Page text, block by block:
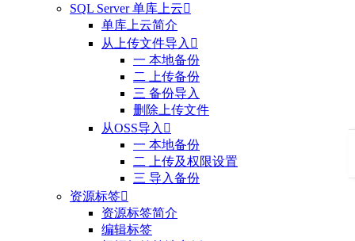
SQL Server 单库上云
单库上云简介
从上传文件导入 
一 本地备份
二 上传备份
三 备份导入
删除上传文件
从OSS导入 
一 本地备份
二 上传及权限设置
三 导入备份
资源标签
资源标签简介
编辑标签